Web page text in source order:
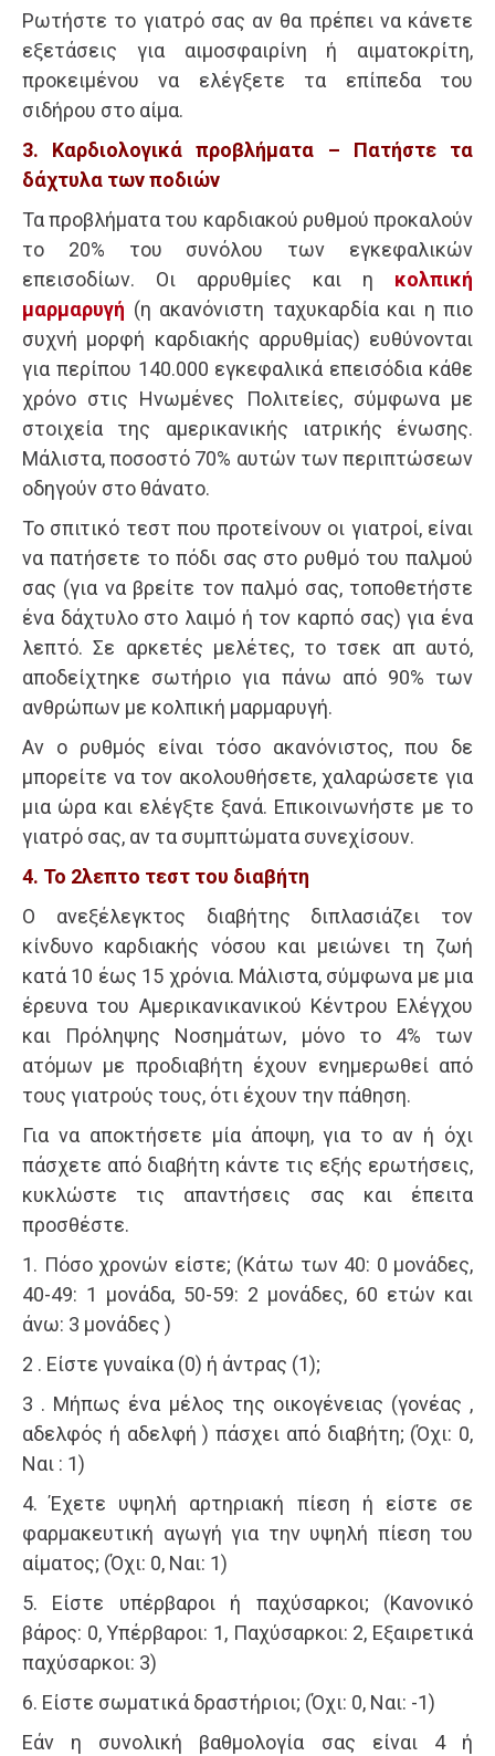
Ρωτήστε το γιατρό σας αν θα πρέπει να κάνετε
εξετάσεις για αιμοσφαιρίνη ή αιματοκρίτη,
προκειμένου να ελέγξετε τα επίπεδα του
σιδήρου στο αίμα.
3. Καρδιολογικά προβλήματα – Πατήστε τα
δάχτυλα των ποδιών
Τα προβλήματα του καρδιακού ρυθμού προκαλούν
το 20% του συνόλου των εγκεφαλικών
επεισοδίων. Οι αρρυθμίες και η κολπική
μαρμαρυγή (η ακανόνιστη ταχυκαρδία και η πιο
συχνή μορφή καρδιακής αρρυθμίας) ευθύνονται
για περίπου 140.000 εγκεφαλικά επεισόδια κάθε
χρόνο στις Ηνωμένες Πολιτείες, σύμφωνα με
στοιχεία της αμερικανικής ιατρικής ένωσης.
Μάλιστα, ποσοστό 70% αυτών των περιπτώσεων
οδηγούν στο θάνατο.
Το σπιτικό τεστ που προτείνουν οι γιατροί, είναι
να πατήσετε το πόδι σας στο ρυθμό του παλμού
σας (για να βρείτε τον παλμό σας, τοποθετήστε
ένα δάχτυλο στο λαιμό ή τον καρπό σας) για ένα
λεπτό. Σε αρκετές μελέτες, το τσεκ απ αυτό,
αποδείχτηκε σωτήριο για πάνω από 90% των
ανθρώπων με κολπική μαρμαρυγή.
Αν ο ρυθμός είναι τόσο ακανόνιστος, που δε
μπορείτε να τον ακολουθήσετε, χαλαρώσετε για
μια ώρα και ελέγξτε ξανά. Επικοινωνήστε με το
γιατρό σας, αν τα συμπτώματα συνεχίσουν.
4. Το 2λεπτο τεστ του διαβήτη
Ο ανεξέλεγκτος διαβήτης διπλασιάζει τον
κίνδυνο καρδιακής νόσου και μειώνει τη ζωή
κατά 10 έως 15 χρόνια. Μάλιστα, σύμφωνα με μια
έρευνα του Αμερικανικανικού Κέντρου Ελέγχου
και Πρόληψης Νοσημάτων, μόνο το 4% των
ατόμων με προδιαβήτη έχουν ενημερωθεί από
τους γιατρούς τους, ότι έχουν την πάθηση.
Για να αποκτήσετε μία άποψη, για το αν ή όχι
πάσχετε από διαβήτη κάντε τις εξής ερωτήσεις,
κυκλώστε τις απαντήσεις σας και έπειτα
προσθέστε.
1. Πόσο χρονών είστε; (Κάτω των 40: 0 μονάδες,
40-49: 1 μονάδα, 50-59: 2 μονάδες, 60 ετών και
άνω: 3 μονάδες )
2 . Είστε γυναίκα (0) ή άντρας (1);
3 . Μήπως ένα μέλος της οικογένειας (γονέας ,
αδελφός ή αδελφή ) πάσχει από διαβήτη; (Όχι: 0,
Ναι : 1)
4. Έχετε υψηλή αρτηριακή πίεση ή είστε σε
φαρμακευτική αγωγή για την υψηλή πίεση του
αίματος; (Όχι: 0, Ναι: 1)
5. Είστε υπέρβαροι ή παχύσαρκοι; (Κανονικό
βάρος: 0, Υπέρβαροι: 1, Παχύσαρκοι: 2, Εξαιρετικά
παχύσαρκοι: 3)
6. Είστε σωματικά δραστήριοι; (Όχι: 0, Ναι: -1)
Εάν η συνολική βαθμολογία σας είναι 4 ή